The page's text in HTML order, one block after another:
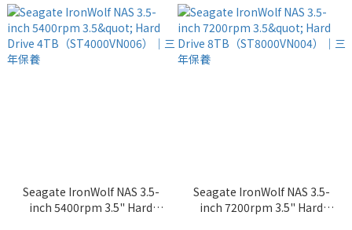
保養
保養
Seagate IronWolf NAS 3.5-
inch 5400rpm 3.5" Hard
Seagate IronWolf NAS 3.5-
inch 7200rpm 3.5" Hard